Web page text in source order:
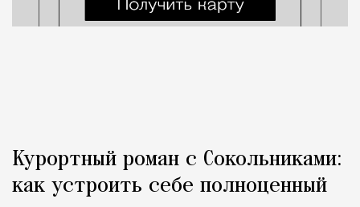
Курортный роман с Сокольниками:
как устроить себе полноценный